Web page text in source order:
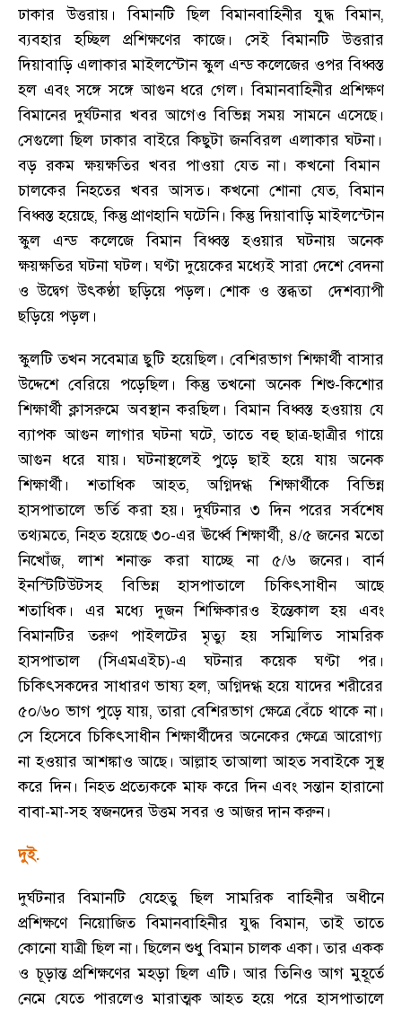
ঢাকার উত্তরায়। বিমানটি ছিল বিমানবাহিনীর যুদ্ধ বিমান,
ব্যবহার হচ্ছিল প্রশিক্ষণের কাজে । সেই বিমানটি উত্তরার
দিয়াবাড়ি এলাকার মাইলস্টোন স্কুল এন্ড কলেজের ওপর বিধ্বস্ত
হল এবং সঙ্গে সঙ্গে আগুন ধরে গেল । বিমানবাহিনীর প্রশিক্ষণ
বিমানের দুর্ঘটনার খবর আগেও বিভিন্ন সময় সামনে এসেছে।
সেগুলো ছিল ঢাকার বাইরে কিছুটা জনবিরল এলাকার ঘটনা।
বড় রকম ক্ষয়ক্ষতির খবর পাওয়া যেত না । কখনো বিমান
চালকের নিহতের খবর আসত। কখনো শোনা যেত,বিমান
বিধ্বস্ত হয়েছে,কিন্তু প্রাণহানি ঘটেনি। কিন্তু দিয়াবাড়ি মাইলস্টোন
স্কুল এন্ড কলেজে বিমান বিধ্বস্ত হওয়ার ঘটনায় অনেক
ক্ষয়ক্ষতির ঘটনা ঘটল। ঘণ্টা দুয়েকের মধ্যেই সারা দেশে বেদনা
ও উদ্বেগ উৎকণ্ঠা ছড়িয়ে পড়ল। শোক ও স্তব্ধতা দেশব্যাপী
ছড়িয়ে পড়ল ।
স্কুলটি তখন সবেমাত্র ছুটি হয়েছিল। বেশিরভাগ শিক্ষার্থী বাসার
উদ্দেশে বেরিয়ে পড়েছিল। কিন্তু তখনো অনেক শিশু-কিশোর
শিক্ষার্থী ক্লাসরুমে অবস্থান করছিল । বিমান বিধ্বস্ত হওয়ায় যে
ব্যাপক আগুন লাগার ঘটনা ঘটে,তাতে বহু ছাত্র-ছাত্রীর গায়ে
আগুন ধরে যায়। ঘটনাস্থলেই পুড়ে ছাই হয়ে যায় অনেক
শিক্ষার্থী। শতাধিক আহত,অগ্নিদগ্ধ শিক্ষার্থীকে বিভিন্ন
হাসপাতালে ভর্তি করা হয় । দুর্ঘটনার ৩ দিন পরের সর্বশেষ
তথ্যমতে,নিহত হয়েছে ৩০-এর ঊর্ধ্বে শিক্ষার্থী, ৪/৫ জনের মতো
নিখোঁজ,লাশ শনাক্ত করা যাচ্ছে না ৫/৬ জনের। বার্ন
ইনস্টিটিউটসহ বিভিন্ন হাসপাতালে চিকিৎসাধীন আছে
শতাধিক । এর মধ্যে দুজন শিক্ষিকারও ইন্তেকাল হয় এবং
বিমানটির তরুণ পাইলটের মৃত্যু হয় সম্মিলিত সামরিক
হাসপাতাল (সিএমএইচ)-এ ঘটনার কয়েক ঘণ্টা পর ।
চিকিৎসকদের সাধারণ ভাষ্য হল,অগ্নিদগ্ধ হয়ে যাদের শরীরের
৫০/৬০ ভাগ পুড়ে যায়,তারা বেশিরভাগ ক্ষেত্রে বেঁচে থাকে না ।
সে হিসেবে চিকিৎসাধীন শিক্ষার্থীদের অনেকের ক্ষেত্রে আরোগ্য
না হওয়ার আশঙ্কাও আছে। আল্লাহ তাআলা আহত সবাইকে সুস্থ
করে দিন। নিহত প্রত্যেককে মাফ করে দিন এবং সন্তান হারানো
বাবা-মা-সহ স্বজনদের উত্তম সবর ও আজর দান করুন।
দুই.
দুর্ঘটনার বিমানটি যেহেতু ছিল সামরিক বাহিনীর অধীনে
প্রশিক্ষণে নিয়োজিত বিমানবাহিনীর যুদ্ধ বিমান,তাই তাতে
কোনো যাত্রী ছিল না । ছিলেন শুধু বিমান চালক একা । তার একক
ও চূড়ান্ত প্রশিক্ষণের মহড়া ছিল এটি। আর তিনিও আগ মুহূর্তে
নেমে যেতে পারলেও মারাত্মক আহত হয়ে পরে হাসপাতালে